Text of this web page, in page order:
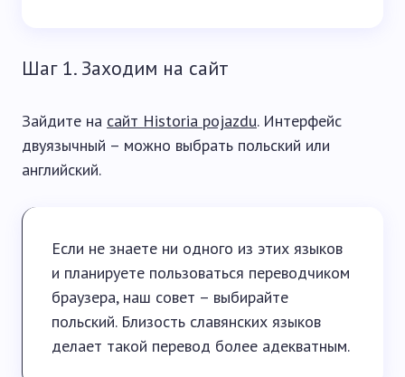
Шаг 1. Заходим на сайт
Зайдите на сайт Historia pojazdu. Интерфейс
двуязычный – можно выбрать польский или
английский.
Если не знаете ни одного из этих языков
и планируете пользоваться переводчиком
браузера, наш совет – выбирайте
польский. Близость славянских языков
делает такой перевод более адекватным.